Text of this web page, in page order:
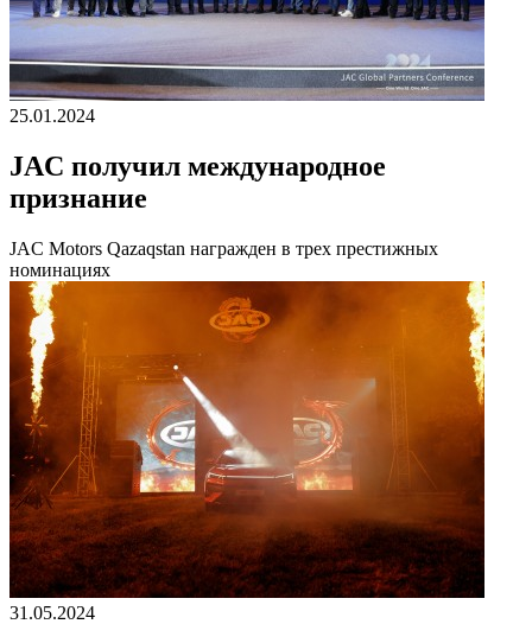
25.01.2024
JAC получил международное
признание
JAC Motors Qazaqstan награжден в трех престижных
номинациях
31.05.2024